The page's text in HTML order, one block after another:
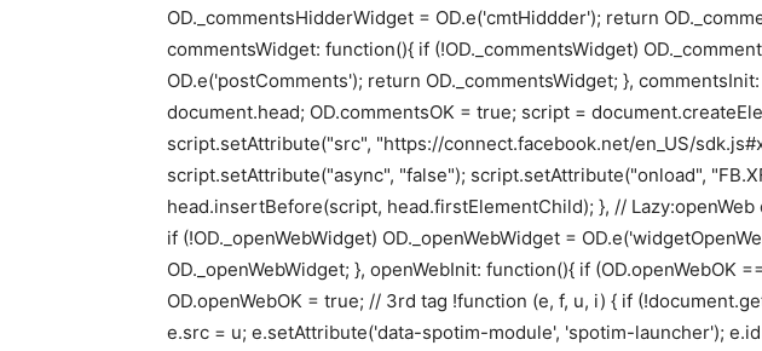
OD._commentsHidderWidget = OD.e('cmtHiddder'); return
commentsWidget: function(){ if (!OD._commentsWidget)
OD.e('postComments'); return OD._commentsWidget; },
document.head; OD.commentsOK = true; script =
script.setAttribute("src", "https://connect.facebook.net/en_US/
script.setAttribute("async", "false"); script.setAttribute("onload",
head.insertBefore(script, head.firstElementChild); }, //
if (!OD._openWebWidget) OD._openWebWidget =
OD._openWebWidget; }, openWebInit: function(){ if (OD.openWebOK
OD.openWebOK = true; // 3rd tag !function (e, f, u, i) { if
e.src = u; e.setAttribute('data-spotim-module', 'spotim-launcher');